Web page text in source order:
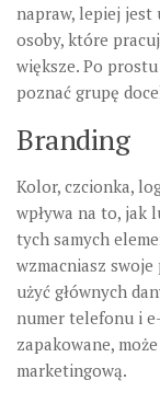
napraw, lepiej jest
osoby, które
większe. Po
poznać grupę
Branding
Kolor, czcionka,
wpływa na to, jak
tych samych
wzmacniasz
użyć głównych
numer telefonu i
zapakowane,
marketingową.